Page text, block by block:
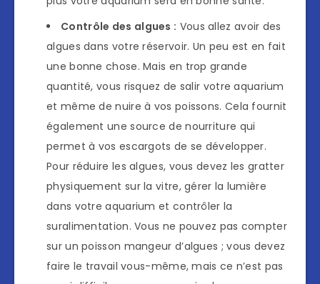
Contrôle des algues : Vous allez avoir des
algues dans votre réservoir. Un peu est en fait
une bonne chose. Mais en trop grande
quantité, vous risquez de salir votre aquarium
et même de nuire à vos poissons. Cela fournit
également une source de nourriture qui
permet à vos escargots de se développer.
Pour réduire les algues, vous devez les gratter
physiquement sur la vitre, gérer la lumière
dans votre aquarium et contrôler la
suralimentation. Vous ne pouvez pas compter
sur un poisson mangeur d’algues ; vous devez
faire le travail vous-même, mais ce n’est pas